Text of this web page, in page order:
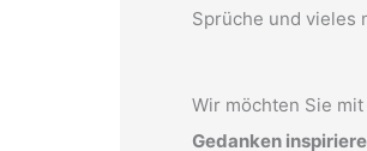
Sprüche und vieles
Wir möchten Sie mit
Gedanken